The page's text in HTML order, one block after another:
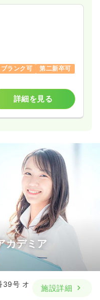
ブランク可
第二新卒可
詳細を見る
カデミア
39号 オ
施設詳細